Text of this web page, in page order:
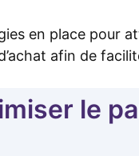
en place pour
afin de
le